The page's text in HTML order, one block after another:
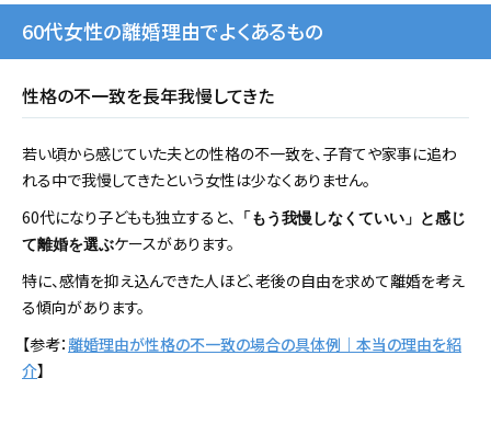
60代女性の離婚理由でよくあるもの
性格の不一致を長年我慢してきた
若い頃から感じていた夫との性格の不一致を、子育てや家事に追わ
れる中で我慢してきたという女性は少なくありません。
60代になり子どもも独立すると、
「もう我慢しなくていい」と感じ
て離婚を選ぶケースがあります。
特に、感情を抑え込んできた人ほど、老後の自由を求めて離婚を考え
る傾向があります。
【参考： 離婚理由が性格の不一致の場合の具体例｜本当の理由を紹
介】